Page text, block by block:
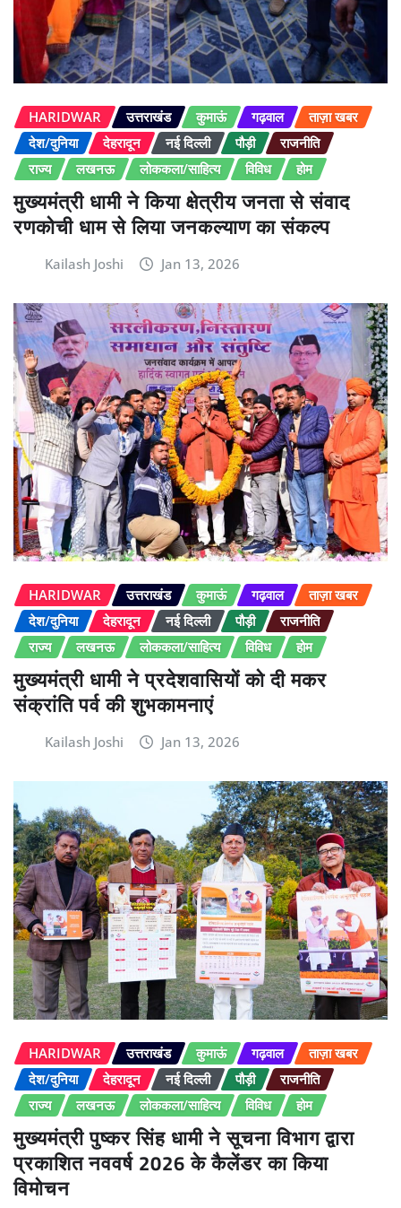
HARIDWAR उत्तराखंड कुमाऊं गढ़वाल
ताज़ा खबर
देश/दुनिया
देहरादून नई दिल्ली पौड़ी
राजनीति
राज्य
लखनऊ लोककला/साहित्य विविध होम
मुख्यमंत्री धामी ने किया क्षेत्रीय जनता से संवाद
रणकोची धाम से लिया जनकल्याण का संकल्प
Kailash Joshi Jan 13, 2026
HARIDWAR उत्तराखंड कुमाऊं गढ़वाल
ताज़ा खबर
देश/दुनिया
देहरादून नई दिल्ली पौड़ी
राजनीति
राज्य
लखनऊ लोककला/साहित्य विविध होम
मुख्यमंत्री धामी ने प्रदेशवासियों को दी मकर
संक्रांति पर्व की शुभकामनाएं
Kailash Joshi Jan 13, 2026
HARIDWAR उत्तराखंड कुमाऊं गढ़वाल
ताज़ा खबर
देश/दुनिया
देहरादून नई दिल्ली पौड़ी
राजनीति
राज्य
लखनऊ लोककला/साहित्य विविध होम
मुख्यमंत्री पुष्कर सिंह धामी ने सूचना विभाग द्वारा
प्रकाशित नववर्ष 2026 के कैलेंडर का किया
विमोचन